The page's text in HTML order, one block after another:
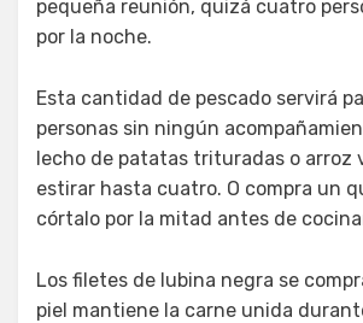
pequeña reunión, quizá cuatro
por la noche.
Esta cantidad de pescado servirá
personas sin ningún
lecho de patatas trituradas o arroz
estirar hasta cuatro. O compra un
córtalo por la mitad antes de
Los filetes de lubina negra se
piel mantiene la carne unida